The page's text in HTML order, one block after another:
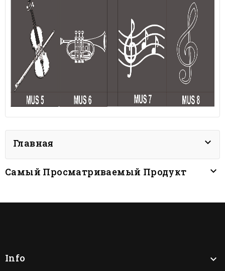
Главная 
Самый Просматриваемый Продукт 
Info
